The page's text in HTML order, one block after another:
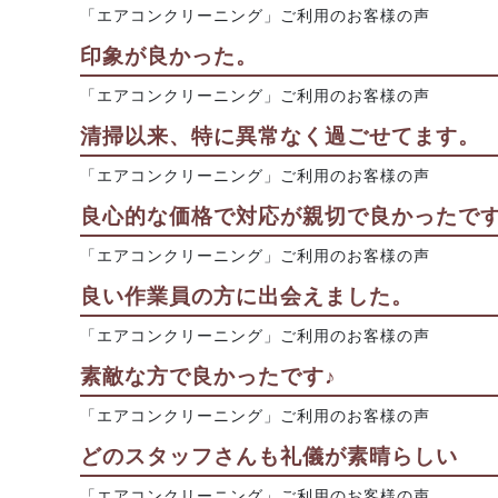
「エアコンクリーニング」ご利用のお客様の声
印象が良かった。
「エアコンクリーニング」ご利用のお客様の声
清掃以来、特に異常なく過ごせてます。
「エアコンクリーニング」ご利用のお客様の声
良心的な価格で対応が親切で良かったで
「エアコンクリーニング」ご利用のお客様の声
良い作業員の方に出会えました。
「エアコンクリーニング」ご利用のお客様の声
素敵な方で良かったです♪
「エアコンクリーニング」ご利用のお客様の声
どのスタッフさんも礼儀が素晴らしい